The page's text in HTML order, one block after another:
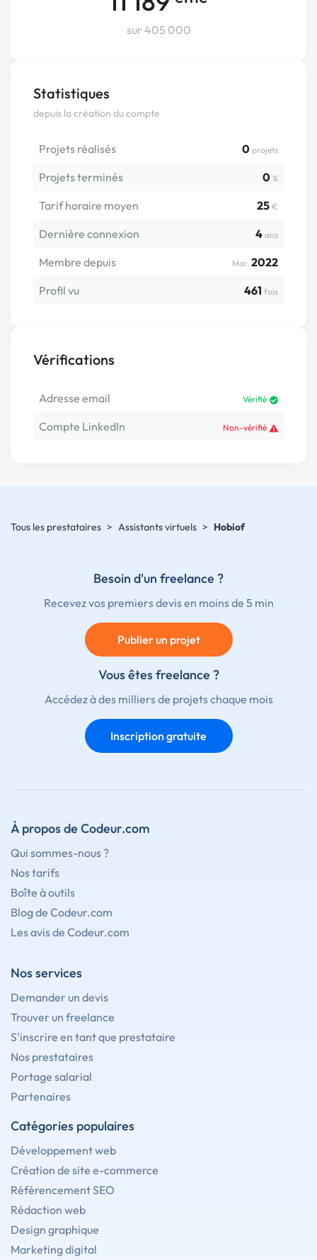
sur 405 000
Statistiques
depuis la création du compte
Projets réalisés 0 projets
Projets terminés 0 %
Tarif horaire moyen 25 €
Dernière connexion 4 ans
Membre depuis Mar. 2022
Profil vu
461 fois
Vérifications
Adresse email Vérifié
Compte LinkedIn Non-vérifié
Tous les prestataires > Assistants virtuels > Hobiof
Besoin d'un freelance ?
Recevez vos premiers devis en moins de 5 min
Publier un projet
Vous êtes freelance ?
Accédez à des milliers de projets chaque mois
Inscription gratuite
À propos de Codeur.com
Qui sommes-nous ?
Nos tarifs
Boîte à outils
Blog de Codeur.com
Les avis de Codeur.com
Nos services
Demander un devis
Trouver un freelance
S'inscrire en tant que prestataire
Nos prestataires
Portage salarial
Partenaires
Catégories populaires
Développement web
Création de site e-commerce
Référencement SEO
Rédaction web
Design graphique
Marketing digital